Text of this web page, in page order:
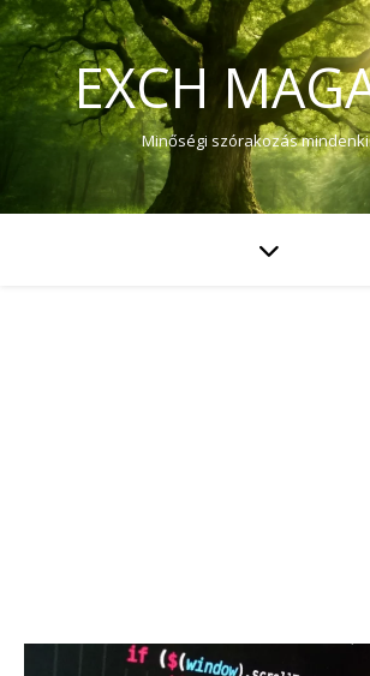
EXCH
Minőségi szórakozás